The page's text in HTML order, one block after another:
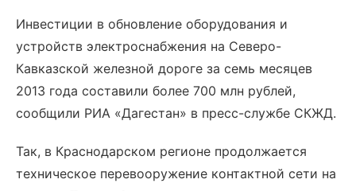
Инвестиции в обновление оборудования и
устройств электроснабжения на Северо-
Кавказской железной дороге за семь месяцев
2013 года составили более 700 млн рублей,
сообщили РИА «Дагестан» в пресс-службе СКЖД.
Так, в Краснодарском регионе продолжается
техническое перевооружение контактной сети на